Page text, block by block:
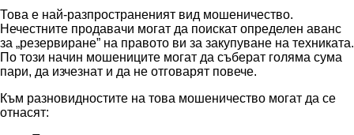
Това е най-разпространеният вид мошеничество.
Нечестните продавачи могат да поискат определен аванс
за „резервиране” на правото ви за закупуване на техниката.
По този начин мошениците могат да съберат голяма сума
пари, да изчезнат и да не отговарят повече.
Към разновидностите на това мошеничество могат да се
отнасят: